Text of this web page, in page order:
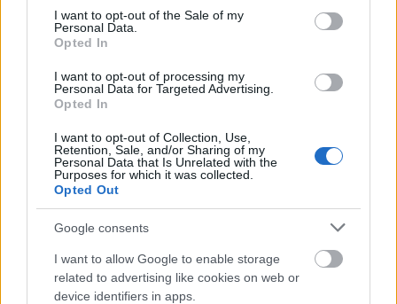
consent section.
I want to opt-out of the Sale of my
Personal Data.
Opted In
I want to opt-out of processing my
Personal Data for Targeted Advertising.
Opted In
I want to opt-out of Collection, Use,
Retention, Sale, and/or Sharing of my
Personal Data that Is Unrelated with the
Purposes for which it was collected.
Opted Out
Google consents
I want to allow Google to enable storage
related to advertising like cookies on web or
device identifiers in apps.